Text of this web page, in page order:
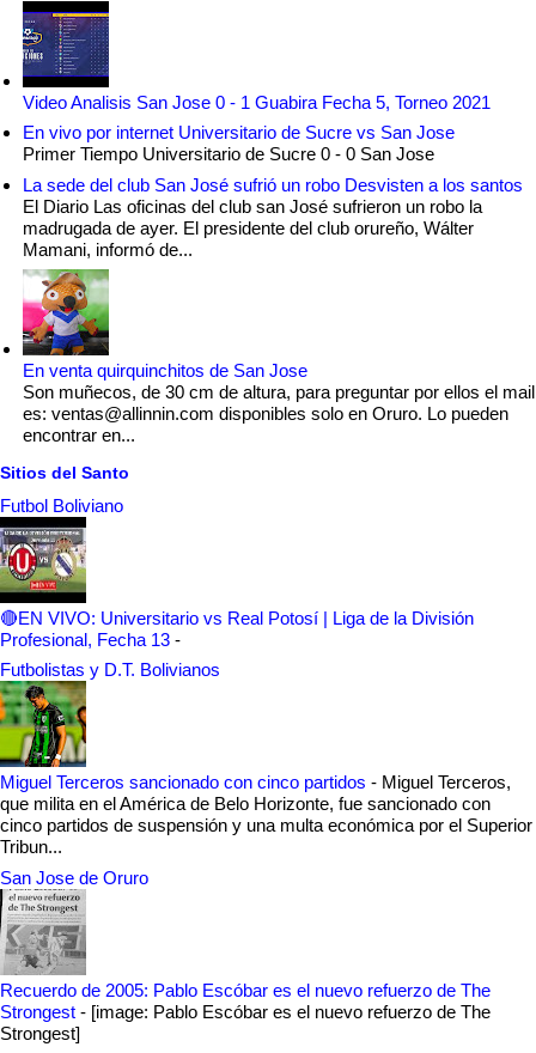
Video Analisis San Jose 0 - 1 Guabira Fecha 5, Torneo 2021
En vivo por internet Universitario de Sucre vs San Jose
Primer Tiempo Universitario de Sucre 0 - 0 San Jose
La sede del club San José sufrió un robo Desvisten a los santos
El Diario Las oficinas del club san José sufrieron un robo la
madrugada de ayer. El presidente del club orureño, Wálter
Mamani, informó de...
En venta quirquinchitos de San Jose
Son muñecos, de 30 cm de altura, para preguntar por ellos el mail
es: ventas@allinnin.com disponibles solo en Oruro. Lo pueden
encontrar en...
Sitios del Santo
Futbol Boliviano
🔴EN VIVO: Universitario vs Real Potosí | Liga de la División
Profesional, Fecha 13 -
Futbolistas y D.T. Bolivianos
Miguel Terceros sancionado con cinco partidos - Miguel Terceros,
que milita en el América de Belo Horizonte, fue sancionado con
cinco partidos de suspensión y una multa económica por el Superior
Tribun...
San Jose de Oruro
Recuerdo de 2005: Pablo Escóbar es el nuevo refuerzo de The
Strongest - [image: Pablo Escóbar es el nuevo refuerzo de The
Strongest]